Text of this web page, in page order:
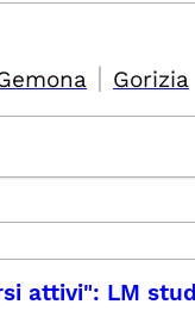
| Gorizia
attivi": LM